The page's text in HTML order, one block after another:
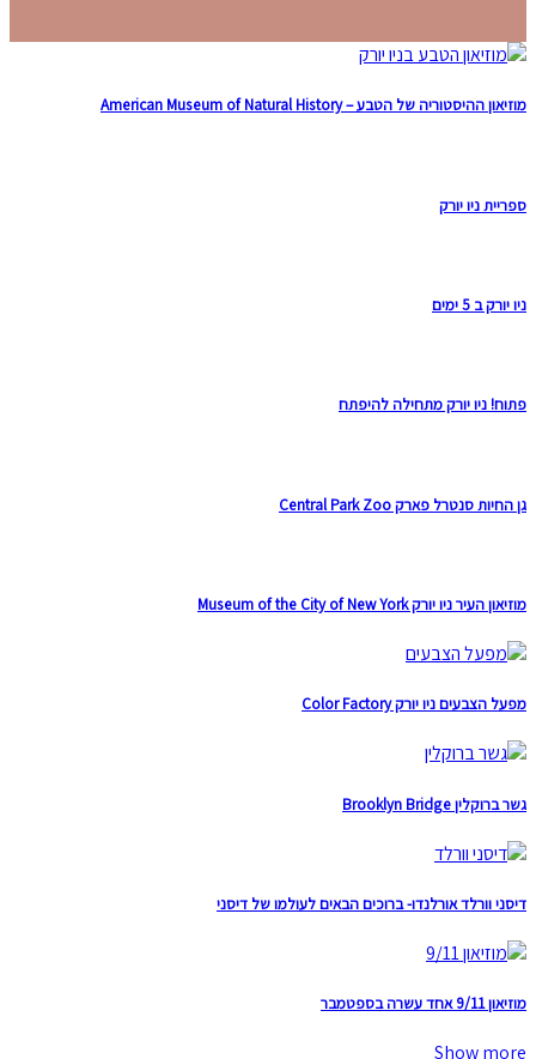
מוזיאון ההיסטוריה של הטבע – American Museum of Natural History
ספריית ניו יורק
ניו יורק ב 5 ימים
פתוח! ניו יורק מתחילה להיפתח
גן החיות סנטרל פארק Central Park Zoo
מוזיאון העיר ניו יורק Museum of the City of New York
מפעל הצבעים ניו יורק Color Factory
גשר ברוקלין Brooklyn Bridge
דיסני וורלד אורלנדו- ברוכים הבאים לעולמו של דיסני
מוזיאון 9/11 אחד עשרה בספטמבר
Show more